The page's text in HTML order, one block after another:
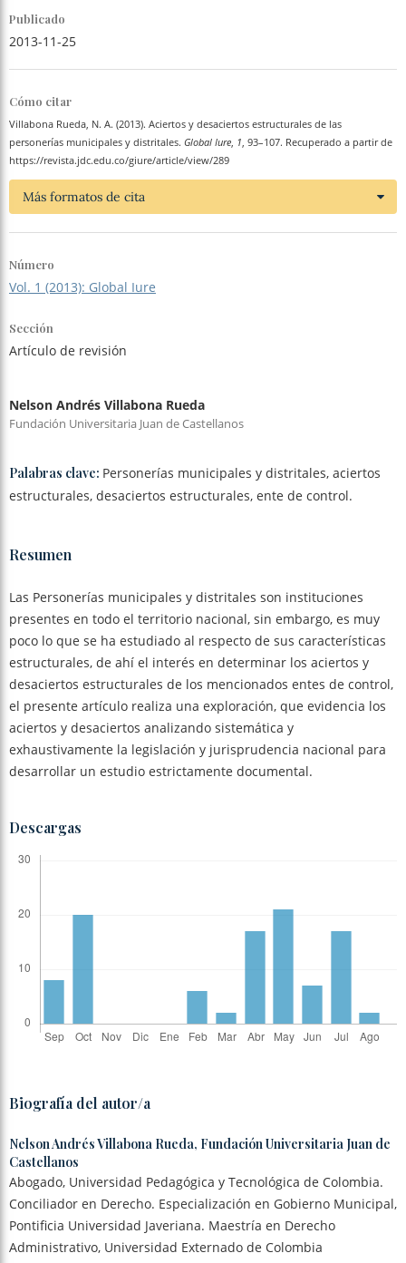
Nelson Andrés Villabona Rueda
Fundación Universitaria Juan de Castellanos
Palabras clave: Personerías municipales y distritales, aciertos
estructurales, desaciertos estructurales, ente de control.
Resumen
Las Personerías municipales y distritales son instituciones
presentes en todo el territorio nacional, sin embargo, es muy
poco lo que se ha estudiado al respecto de sus características
estructurales, de ahí el interés en determinar los aciertos y
desaciertos estructurales de los mencionados entes de control,
el presente artículo realiza una exploración, que evidencia los
aciertos y desaciertos analizando sistemática y
exhaustivamente la legislación y jurisprudencia nacional para
desarrollar un estudio estrictamente documental.
Descargas
Biografía del autor/a
Nelson Andrés Villabona Rueda, Fundación Universitaria Juan de
Castellanos
Abogado, Universidad Pedagógica y Tecnológica de Colombia.
Conciliador en Derecho. Especialización en Gobierno Municipal,
Pontificia Universidad Javeriana. Maestría en Derecho
Administrativo, Universidad Externado de Colombia
Publicado
2013-11-25
Cómo citar
Villabona Rueda, N. A. (2013). Aciertos y desaciertos estructurales de las
personerías municipales y distritales. Global Iure, 1, 93–107. Recuperado a partir de
https://revista.jdc.edu.co/giure/article/view/289
Más formatos de cita
Número
Vol. 1 (2013): Global Iure
Sección
Artículo de revisión